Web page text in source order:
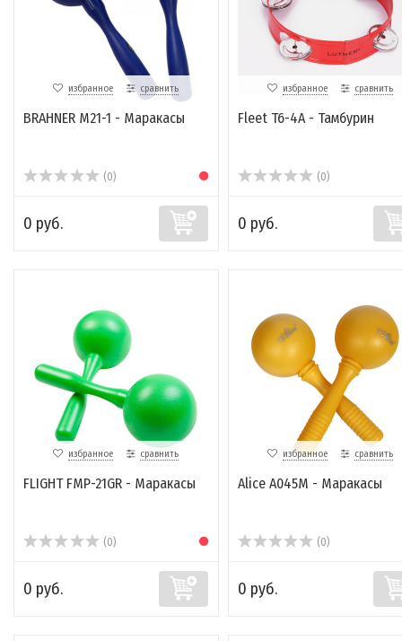
избранное сравнить
BRAHNER M21-1 - Маракасы
(0)
0 руб.
избранное сравнить
Fleet T6-4A - Тамбурин
(0)
0 руб.
избранное сравнить
FLIGHT FMP-21GR - Маракасы
(0)
0 руб.
избранное сравнить
Alice A045M - Маракасы
(0)
0 руб.